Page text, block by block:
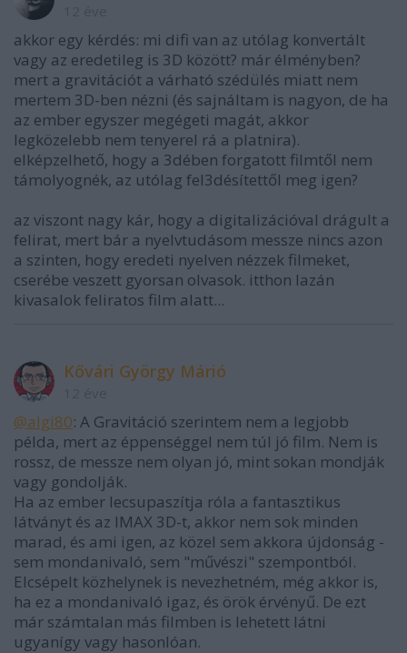
akkor egy kérdés: mi difi van az utólag konvertált
vagy az eredetileg is 3D között? már élményben?
mert a gravitációt a várható szédülés miatt nem
mertem 3D-ben nézni (és sajnáltam is nagyon, de ha
az ember egyszer megégeti magát, akkor
legközelebb nem tenyerel rá a platnira).
elképzelhető, hogy a 3dében forgatott filmtől nem
támolyognék, az utólag fel3désítettől meg igen?
az viszont nagy kár, hogy a digitalizációval drágult a
felirat, mert bár a nyelvtudásom messze nincs azon
a szinten, hogy eredeti nyelven nézzek filmeket,
cserébe veszett gyorsan olvasok. itthon lazán
kivasalok feliratos film alatt...
Kővári György Márió
@algi80: A Gravitáció szerintem nem a legjobb
példa, mert az éppenséggel nem túl jó film. Nem is
rossz, de messze nem olyan jó, mint sokan mondják
vagy gondolják.
Ha az ember lecsupaszítja róla a fantasztikus
látványt és az IMAX 3D-t, akkor nem sok minden
marad, és ami igen, az közel sem akkora újdonság -
sem mondanivaló, sem "művészi" szempontból.
Elcsépelt közhelynek is nevezhetném, még akkor is,
ha ez a mondanivaló igaz, és örök érvényű. De ezt
már számtalan más filmben is lehetett látni
ugyanígy vagy hasonlóan.